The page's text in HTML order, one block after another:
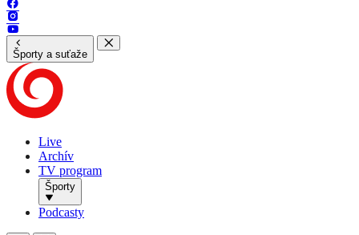
Športy a suťaže
Live
Archív
TV program
Športy
Podcasty